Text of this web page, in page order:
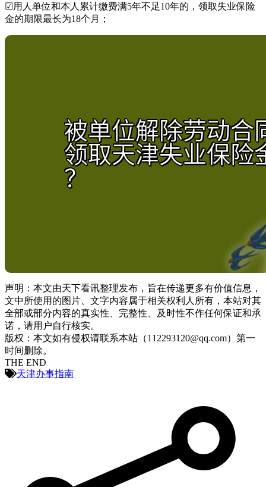
☑用人单位和本人累计缴费满5年不足10年的，领取失业保险
金的期限最长为18个月；
声明：本文由天下看讯整理发布，旨在传递更多有价值信息，
文中所使用的图片、文字内容属于相关权利人所有，本站对其
全部或部分内容的真实性、完整性、及时性不作任何保证和承
诺，请用户自行核实。
版权：本文如有侵权请联系本站（112293120@qq.com）第一
时间删除。
THE END
天津办事指南